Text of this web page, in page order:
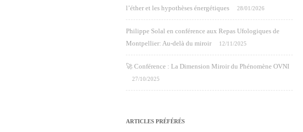
l’éther et les hypothèses énergétiques
28/01/2026
Philippe Solal en conférence aux Repas Ufologiques de
Montpellier: Au-delà du miroir
12/11/2025
🚀 Conférence : La Dimension Miroir du Phénomène OVNI
27/10/2025
ARTICLES PRÉFÉRÉS